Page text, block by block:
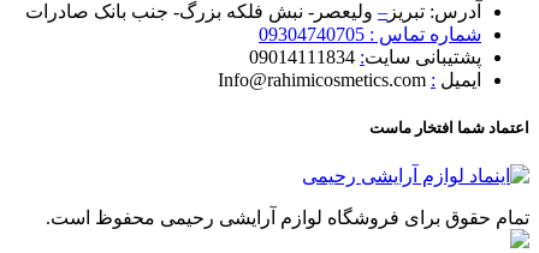
آدرس: تبریز – ولیعصر- نبش فلکه بزرگ- جنب بانک صادرات
شماره تماس : 09304740705
پشتیبانی سایت:
ایمیل :
اعتماد شما افتخار ماست
تمام حقوق برای فروشگاه لوازم آرایشی رحیمی محفوظ است.